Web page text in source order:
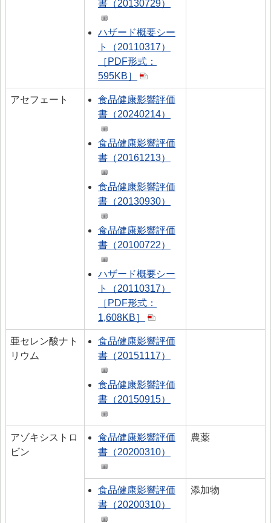
書（20130729）
ハザード概要シー
ト（20110317）
［PDF形式：
595KB］
アセフェート
食品健康影響評価
書（20240214）
食品健康影響評価
書（20161213）
食品健康影響評価
書（20130930）
食品健康影響評価
書（20100722）
ハザード概要シー
ト（20110317）
［PDF形式：
1,608KB］
亜セレン酸ナト
リウム
食品健康影響評価
書（20151117）
食品健康影響評価
書（20150915）
アゾキシストロ
ビン
食品健康影響評価
書（20200310）
農薬
食品健康影響評価
書（20200310）
添加物